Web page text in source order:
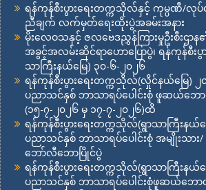
ရန်ကုန်စီးပွားရေးတက္ကသိုလ်နှင့် ကုမ္ပဏီ/လု
ညီချက် လက်မှတ်ရေးထိုးပွဲအခမ်းအနား
မိုးလေဝသနှင့် ဇလဗေဒညွှန်ကြားမှုဦးစီးဌ
အခွင့်အလမ်းဆိုင်ရာဟောပြောပွဲ၊ ရန်ကုန်စီး
သာကြီးနယ်မြေ) ၃၀-၆-၂၀၂၆
ရန်ကုန်စီးပွားရေးတက္ကသိုလ်(လှိုင်နယ်မြေ) ၂
ပညာသင်နှစ် ဘာသာရပ်ပေါင်းစုံ ဖူဆယ်ဘော
(၁၅-၇-၂၀၂၆ မှ ၁၇-၇-၂၀၂၆)ထိ
ရန်ကုန်စီးပွားရေးတက္ကသိုလ်(ရွာသာကြီးနယ်မ
ပညာသင်နှစ် ဘာသာရပ်ပေါင်းစုံ အမျိုးသား
ဘော်လီဘောပြိုင်ပွဲ
ရန်ကုန်စီးပွားရေးတက္ကသိုလ်(ရွာသာကြီးနယ်မ
ပညာသင်နှစ် ဘာသာရပ်ပေါင်းစုံဖူဆယ်ဘော